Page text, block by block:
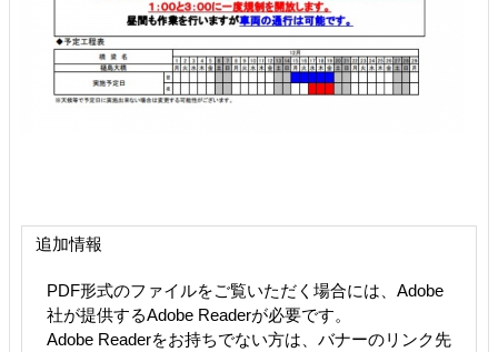
追加情報
PDF形式のファイルをご覧いただく場合には、Adobe
社が提供するAdobe Readerが必要です。
Adobe Readerをお持ちでない方は、バナーのリンク先